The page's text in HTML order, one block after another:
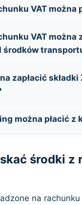
VAT można
VAT można
środków
zapłacić składki
można płacić z
środki z
na rachunku